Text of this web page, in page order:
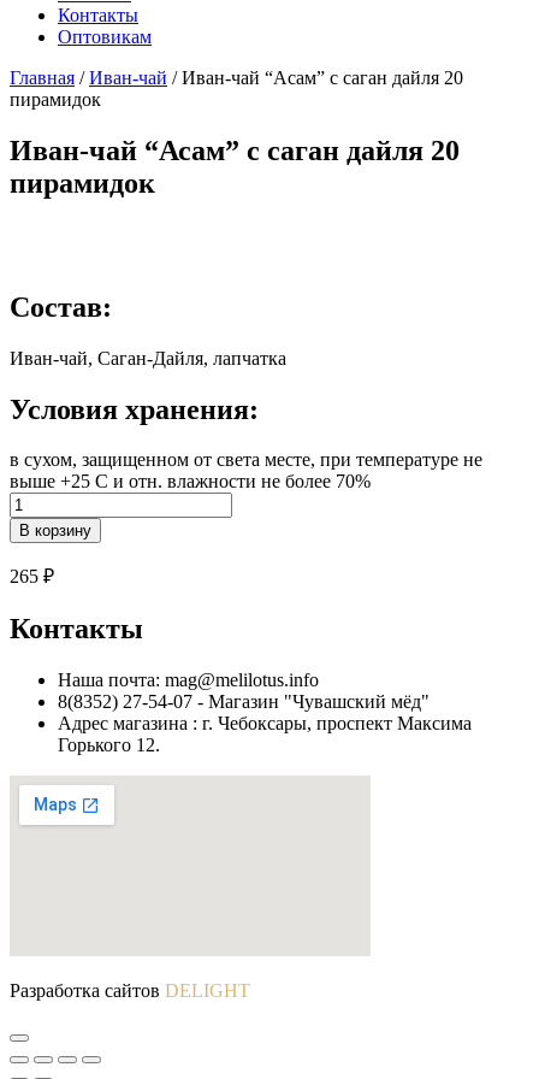
Контакты
Оптовикам
Главная /Иван-чай / Иван-чай “Асам” с саган дайля 20
пирамидок
Иван-чай “Асам” с саган дайля 20
пирамидок
Состав:
Иван-чай, Саган-Дайля, лапчатка
Условия хранения:
в сухом, защищенном от света месте, при температуре не
выше +25 С и отн. влажности не более 70%
Количество
Иван-
чай
"Асам"
с
дайля
пирамидок
В корзину
265 ₽
Контакты
Наша почта: mag@melilotus.info
8(8352) 27-54-07 - Магазин "Чувашский мёд"
Адрес магазина : г. Чебоксары, проспект Максима
Горького 12.
Разработка сайтов DELIGHT